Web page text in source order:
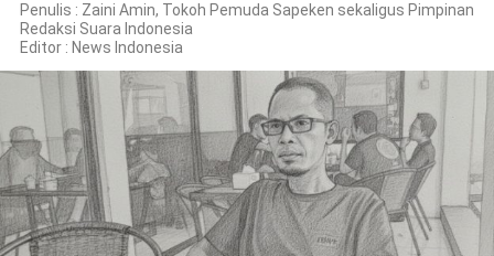
Hukum Kriminal
Korupsi
Politik
Gaya Hidup
Kesehatan Kuliner
Penulis : Zaini Amin, Tokoh Pemuda Sapeken sekaligus Pimpinan
Redaksi Suara Indonesia
Editor : News Indonesia